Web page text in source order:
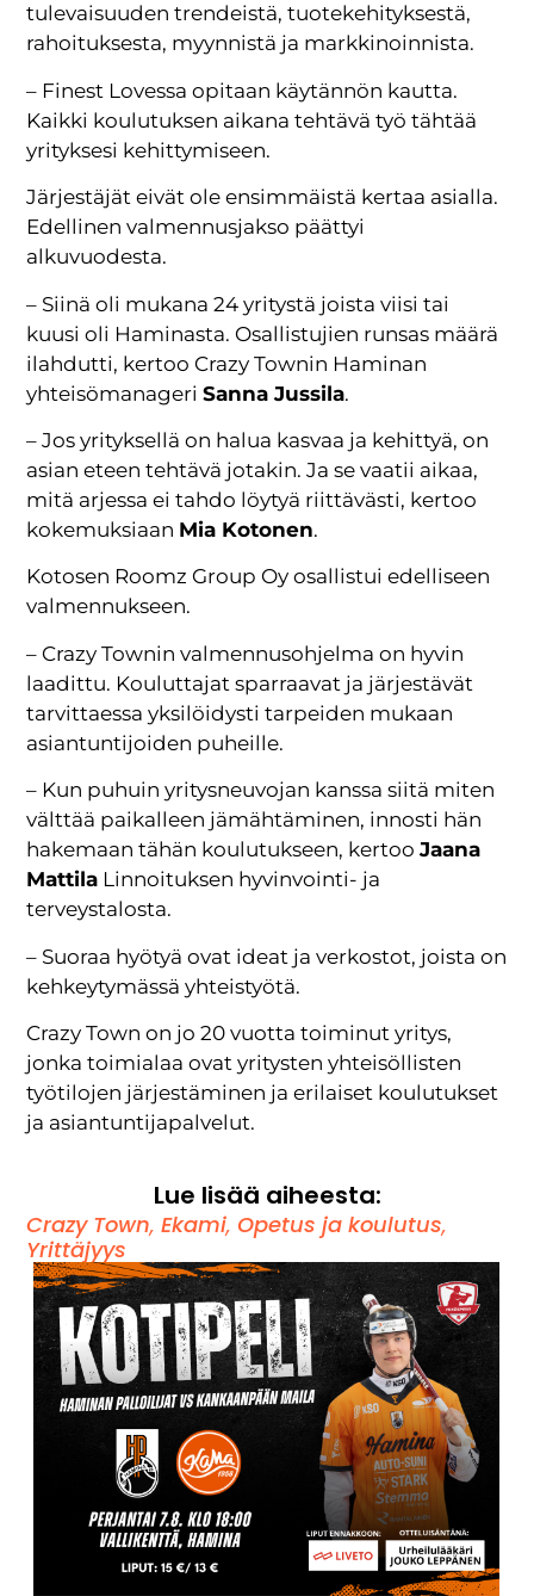
tulevaisuuden trendeistä, tuotekehityksestä,
rahoituksesta, myynnistä ja markkinoinnista.
– Finest Lovessa opitaan käytännön kautta.
Kaikki koulutuksen aikana tehtävä työ tähtää
yrityksesi kehittymiseen.
Järjestäjät eivät ole ensimmäistä kertaa asialla.
Edellinen valmennusjakso päättyi
alkuvuodesta.
– Siinä oli mukana 24 yritystä joista viisi tai
kuusi oli Haminasta. Osallistujien runsas määrä
ilahdutti, kertoo Crazy Townin Haminan
yhteisömanageriSanna Jussila.
– Jos yrityksellä on halua kasvaa ja kehittyä, on
asian eteen tehtävä jotakin. Ja se vaatii aikaa,
mitä arjessa ei tahdo löytyä riittävästi, kertoo
kokemuksiaan Mia Kotonen.
Kotosen Roomz Group Oy osallistui edelliseen
valmennukseen.
– Crazy Townin valmennusohjelma on hyvin
laadittu. Kouluttajat sparraavat ja järjestävät
tarvittaessa yksilöidysti tarpeiden mukaan
asiantuntijoiden puheille.
– Kun puhuin yritysneuvojan kanssa siitä miten
välttää paikalleen jämähtäminen, innosti hän
hakemaan tähän koulutukseen, kertooJaana
Mattila Linnoituksen hyvinvointi- ja
terveystalosta.
– Suoraa hyötyä ovat ideat ja verkostot, joista on
kehkeytymässä yhteistyötä.
Crazy Town on jo 20 vuotta toiminut yritys,
jonka toimialaa ovat yritysten yhteisöllisten
työtilojen järjestäminen ja erilaiset koulutukset
ja asiantuntijapalvelut.
Lue lisää aiheesta:
Crazy Town,Ekami, Opetus ja koulutus,
Yrittäjyys